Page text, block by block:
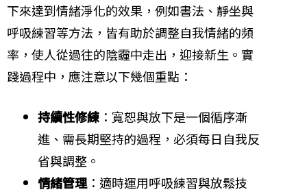
下來達到情緒淨化的效果，例如書法、靜坐與
呼吸練習等方法，皆有助於調整自我情緒的頻
率，使人從過往的陰霾中走出，迎接新生。實
踐過程中，應注意以下幾個重點：
持續性修練 ：寬恕與放下是一個循序漸
進、需長期堅持的過程，必須每日自我反
省與調整。
情緒管理：適時運用呼吸練習與放鬆技